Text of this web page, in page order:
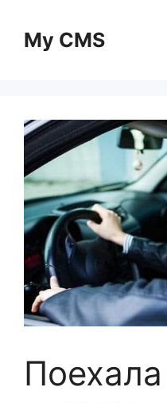
contentMy CMS